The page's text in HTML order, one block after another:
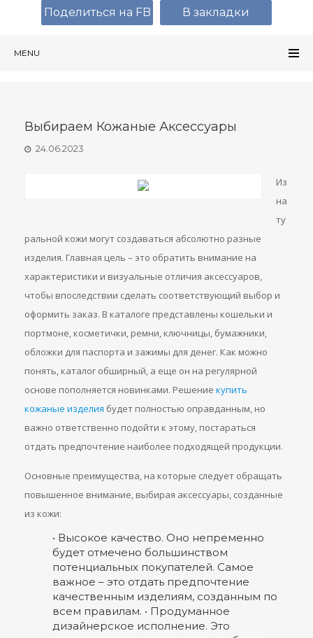
MENU
Выбираем Кожаные Аксессуары
24.06.2023
Из
на
ту
ральной кожи могут создаваться абсолютно разные
изделия. Главная цель – это обратить внимание на
характеристики и визуальные отличия аксессуаров,
чтобы впоследствии сделать соответствующий выбор и
оформить заказ. В каталоге представлены кошельки и
портмоне, косметички, ремни, ключницы, бумажники,
обложки для паспорта и зажимы для денег. Как можно
понять, каталог обширный, а еще он на регулярной
основе пополняется новинками. Решение купить
кожаные изделия будет полностью оправданным, но
важно ответственно подойти к этому, постараться
отдать предпочтение наиболее подходящей продукции.
Основные преимущества, на которые следует обращать
повышенное внимание, выбирая аксессуары, созданные
из кожи:
• Высокое качество. Оно непременно
будет отмечено большинством
потенциальных покупателей. Самое
важное – это отдать предпочтение
качественным изделиям, созданным по
всем правилам. • Продуманное
дизайнерское исполнение. Это
Поделиться на FB В закладки